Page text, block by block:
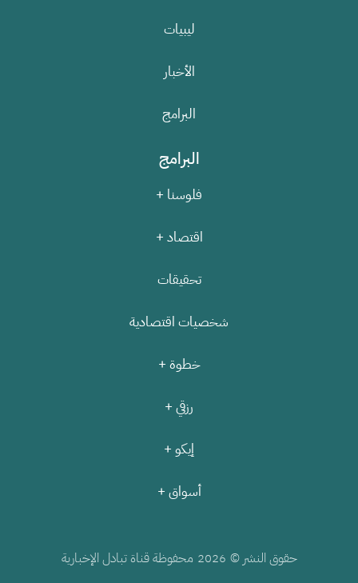
ليبيات
الأخبار
البرامج
البرامج
فلوسنا +
اقتصاد +
تحقيقات
شخصيات اقتصادية
خطوة +
رزقي +
إيكو +
أسواق +
حقوق النشر © 2026 محفوظة قناة تبادل الإخبارية